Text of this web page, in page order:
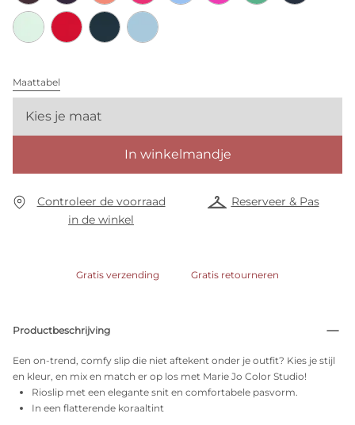
Maattabel
Kies je maat
In winkelmandje
Controleer de voorraad
in de winkel
Reserveer & Pas
Gratis verzending Gratis retourneren
Productbeschrijving
Een on-trend, comfy slip die niet aftekent onder je outfit? Kies je stijl
en kleur, en mix en match er op los met Marie Jo Color Studio!
Rioslip met een elegante snit en comfortabele pasvorm.
In een flatterende koraaltint